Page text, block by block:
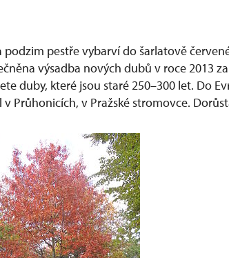
podzim pestře vybarví do šarlatově
výsadba nových dubů v roce 2013
duby, které jsou staré 250–300 let. Do
v Průhonicích, v Pražské stromovce.